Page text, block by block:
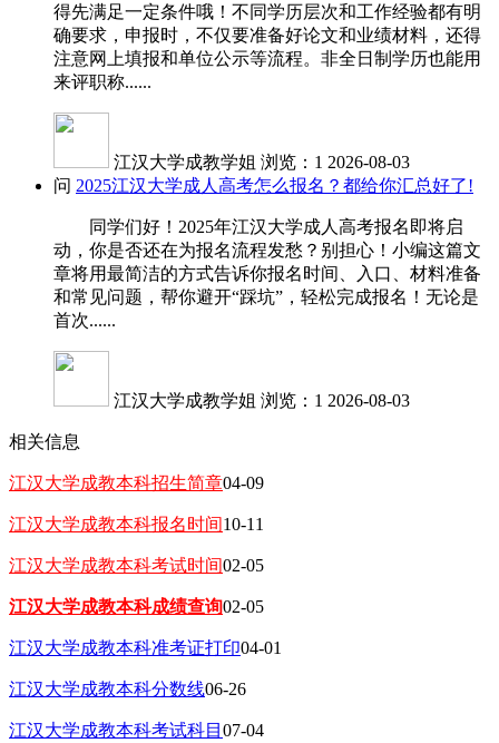
得先满足一定条件哦！不同学历层次和工作经验都有明
确要求，申报时，不仅要准备好论文和业绩材料，还得
注意网上填报和单位公示等流程。非全日制学历也能用
来评职称......
江汉大学成教学姐 浏览：1 2026-08-03
问 2025江汉大学成人高考怎么报名？都给你汇总好了!
同学们好！2025年江汉大学成人高考报名即将启
动，你是否还在为报名流程发愁？别担心！小编这篇文
章将用最简洁的方式告诉你报名时间、入口、材料准备
和常见问题，帮你避开“踩坑”，轻松完成报名！无论是
首次......
江汉大学成教学姐 浏览：1 2026-08-03
相关信息
江汉大学成教本科招生简章04-09
江汉大学成教本科报名时间10-11
江汉大学成教本科考试时间02-05
江汉大学成教本科成绩查询02-05
江汉大学成教本科准考证打印04-01
江汉大学成教本科分数线06-26
江汉大学成教本科考试科目 07-04